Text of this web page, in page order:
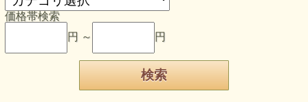
価格帯検索
円 ～
円